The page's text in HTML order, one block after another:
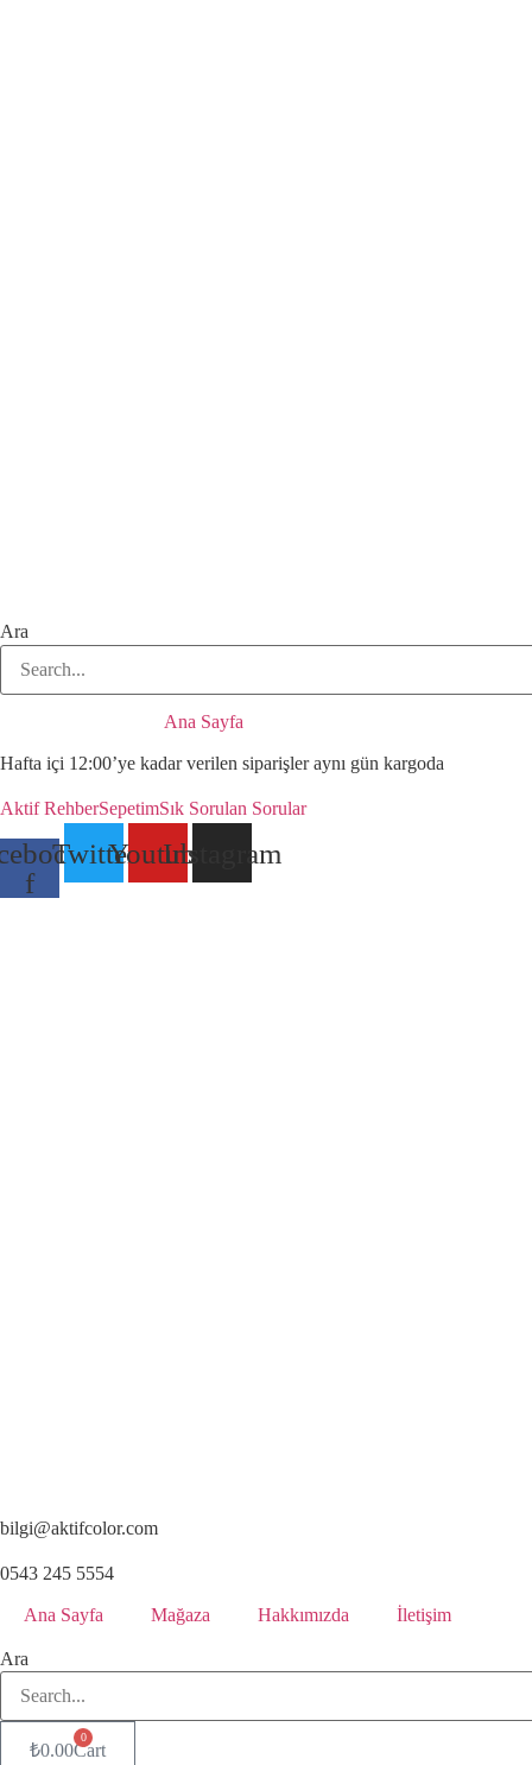
Ara
Ana Sayfa
Hafta içi 12:00’ye kadar verilen siparişler aynı gün kargoda
Aktif RehberSepetimSık Sorulan Sorular
f
TwitterYoutubeInstagram
bilgi@aktifcolor.com
0543 245 5554
Ana Sayfa Mağaza Hakkımızda İletişim
Ara
₺0.00
0
Cart